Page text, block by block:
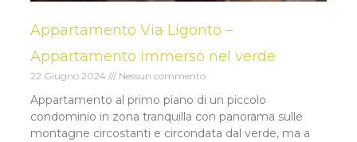
Appartamento Via Ligonto –
Appartamento immerso nel verde
22 Giugno 2024 Nessun commento
Appartamento al primo piano di un piccolo
condominio in zona tranquilla con panorama sulle
montagne circostanti e circondata dal verde, ma a